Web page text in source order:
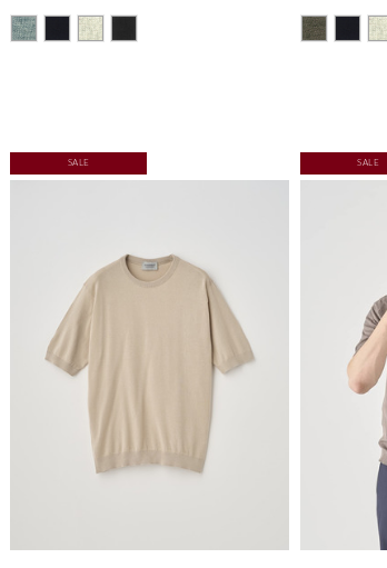
SALE SALE